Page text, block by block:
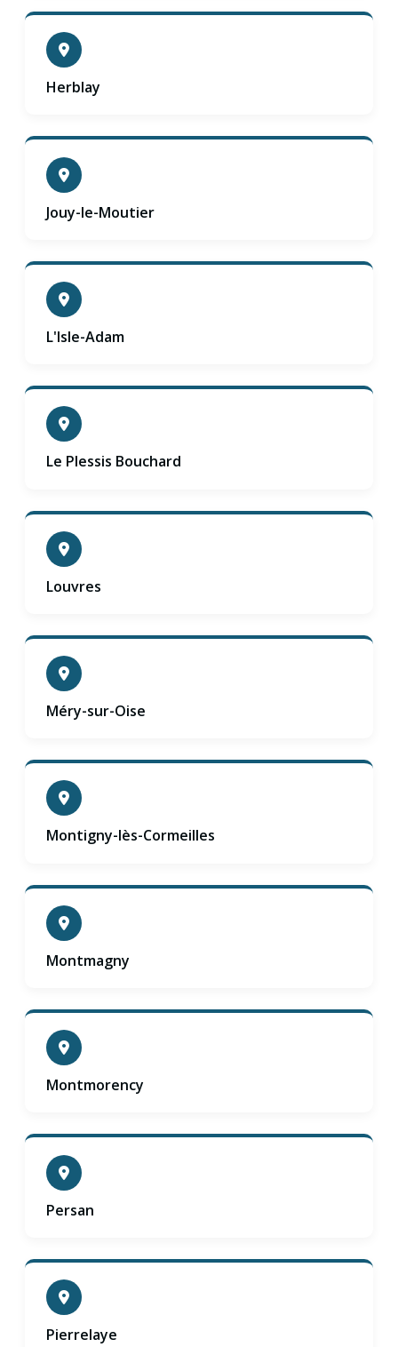
Herblay
Jouy-le-Moutier
L'Isle-Adam
Le Plessis Bouchard
Louvres
Méry-sur-Oise
Montigny-lès-Cormeilles
Montmagny
Montmorency
Persan
Pierrelaye